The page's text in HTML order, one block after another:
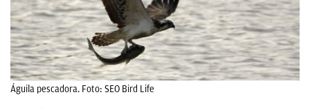
Águila pescadora. Foto: SEO Bird Life